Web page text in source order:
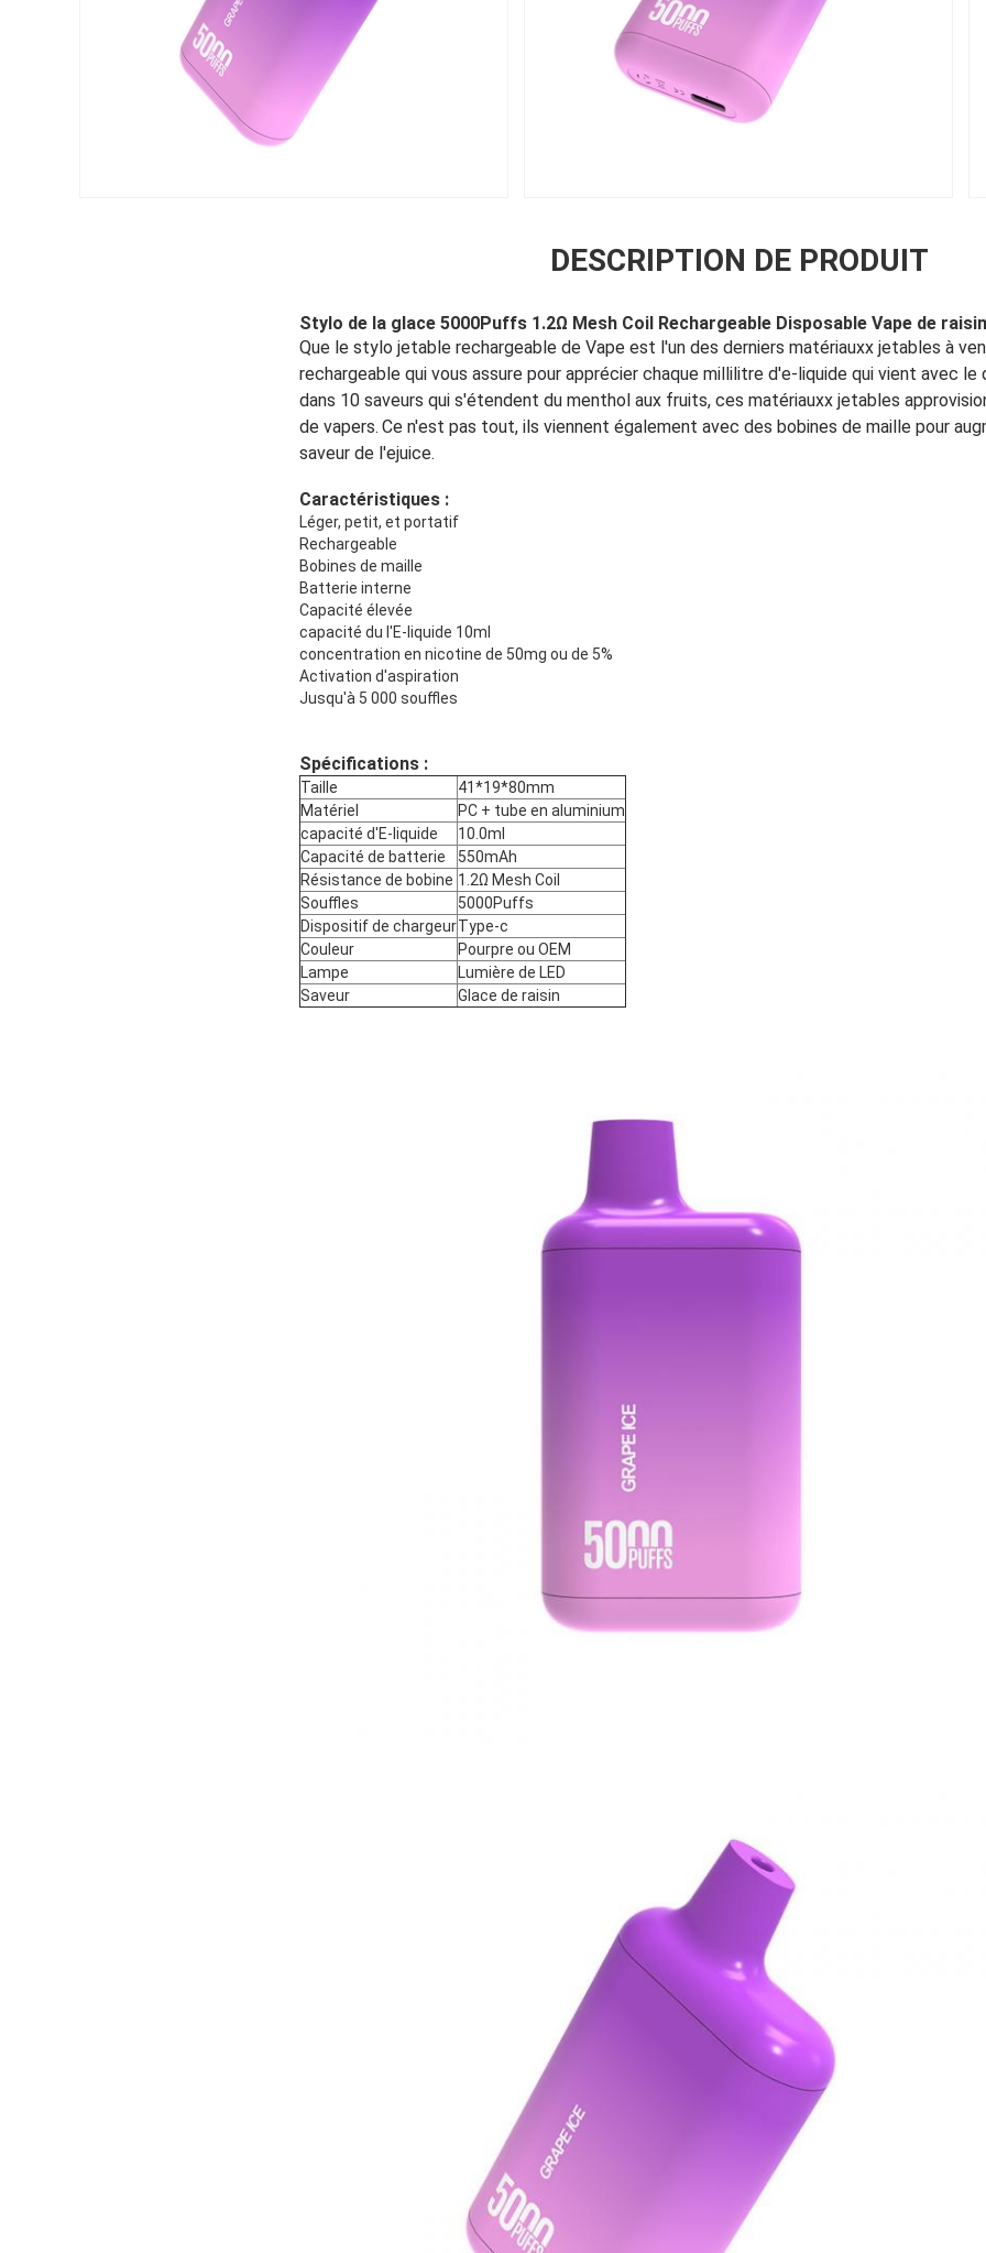
DESCRIPTION DE PRODUIT
Stylo de la glace 5000Puffs 1.2Ω Mesh Coil Rechargeable Disposable Vape de raisin
Que le stylo jetable rechargeable de Vape est l'un des derniers matériauxx jetables à
rechargeable qui vous assure pour apprécier chaque millilitre d'e-liquide qui vient avec le
dans 10 saveurs qui s'étendent du menthol aux fruits, ces matériauxx jetables
de vapers. Ce n'est pas tout, ils viennent également avec des bobines de maille pour
saveur de l'ejuice.
Caractéristiques :
Léger, petit, et portatif
Rechargeable
Bobines de maille
Batterie interne
Capacité élevée
capacité du l'E-liquide 10ml
concentration en nicotine de 50mg ou de 5%
Activation d'aspiration
Jusqu'à 5 000 souffles
Spécifications :
Taille
41*19*80mm
Matériel
PC + tube en aluminium
capacité d'E-liquide
10.0ml
Capacité de batterie
550mAh
Résistance de bobine 1.2Ω Mesh Coil
Souffles
5000Puffs
Dispositif de chargeurType-c
Couleur
Pourpre ou OEM
Lampe
Lumière de LED
Saveur
Glace de raisin